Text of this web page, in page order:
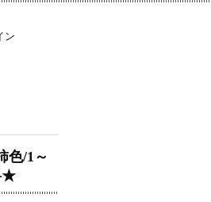
ン
色/1～
★